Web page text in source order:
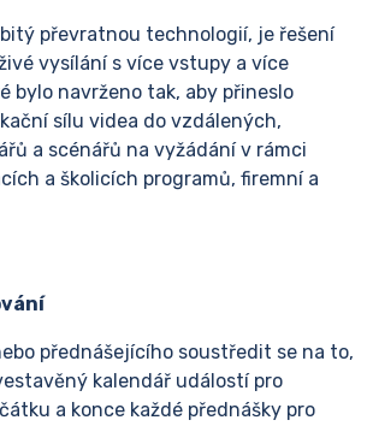
převratnou technologií, je řešení
vysílání s více vstupy a více
bylo navrženo tak, aby přineslo
sílu videa do vzdálených,
a scénářů na vyžádání v rámci
a školicích programů, firemní a
přednášejícího soustředit se na to,
kalendář událostí pro
a konce každé přednášky pro